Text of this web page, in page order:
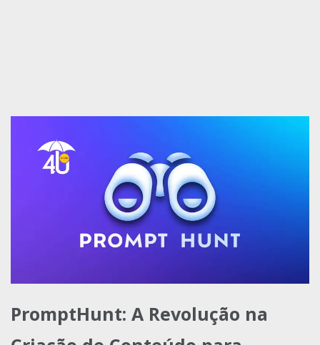
PromptHunt: A Revolução na